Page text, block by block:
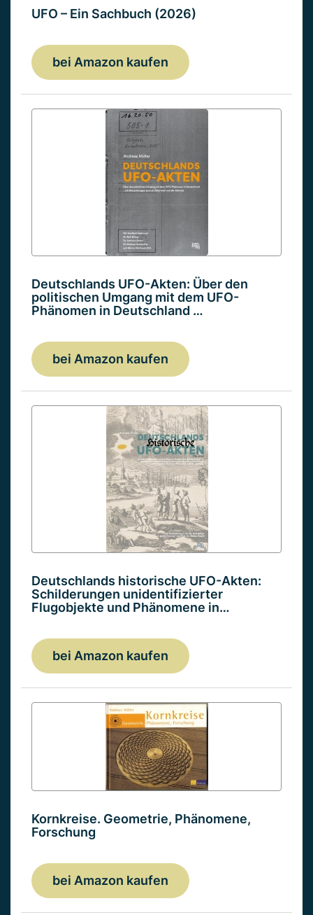
UFO – Ein Sachbuch (2026)
bei Amazon kaufen
Deutschlands UFO-Akten: Über den
politischen Umgang mit dem UFO-
Phänomen in Deutschland …
bei Amazon kaufen
Deutschlands historische UFO-Akten:
Schilderungen unidentifizierter
Flugobjekte und Phänomene in…
bei Amazon kaufen
Kornkreise. Geometrie, Phänomene,
Forschung
bei Amazon kaufen